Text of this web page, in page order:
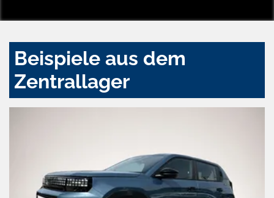
Beispiele aus dem
Zentrallager